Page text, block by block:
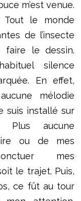
m’est venue.
Tout le monde
de l’insecte
faire le dessin.
silence
En effet,
mélodie
suis installé sur
aucune
ou de mes
mes
le trajet. Puis,
ce fût au tour